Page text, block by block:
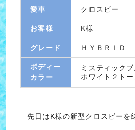
愛車 クロスビー
お客様 K様
グレード ＨＹＢＲＩＤ
ボディー
カラー
ミスティック
ホワイト２トー
先日はK様の新型クロスビーを